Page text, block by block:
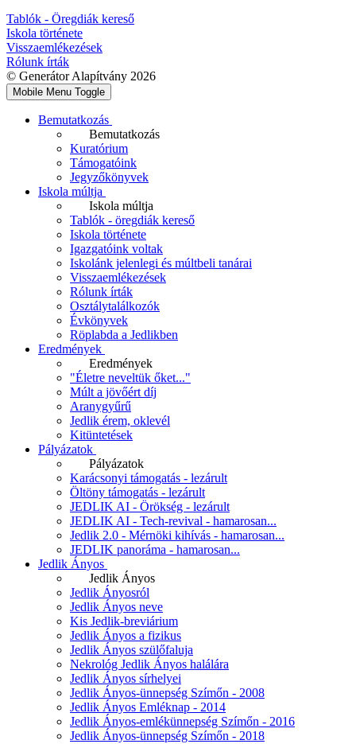
Tablók - Öregdiák kereső
Iskola története
Visszaemlékezések
Rólunk írták
© Generátor Alapítvány 2026
Mobile Menu Toggle
Bemutatkozás
Bemutatkozás
Kuratórium
Támogatóink
Jegyzőkönyvek
Iskola múltja
Iskola múltja
Tablók - öregdiák kereső
Iskola története
Igazgatóink voltak
Iskolánk jelenlegi és múltbeli tanárai
Visszaemlékezések
Rólunk írták
Osztálytalálkozók
Évkönyvek
Röplabda a Jedlikben
Eredmények
Eredmények
"Életre neveltük őket..."
Múlt a jövőért díj
Aranygyűrű
Jedlik érem, oklevél
Kitüntetések
Pályázatok
Pályázatok
Karácsonyi támogatás - lezárult
Öltöny támogatás - lezárult
JEDLIK AI - Örökség - lezárult
JEDLIK AI - Tech-revival - hamarosan...
Jedlik 2.0 - Mérnöki kihívás - hamarosan...
JEDLIK panoráma - hamarosan...
Jedlik Ányos
Jedlik Ányos
Jedlik Ányosról
Jedlik Ányos neve
Kis Jedlik-breviárium
Jedlik Ányos a fizikus
Jedlik Ányos szülőfaluja
Nekrológ Jedlik Ányos halálára
Jedlik Ányos sírhelyei
Jedlik Ányos-ünnepség Szímőn - 2008
Jedlik Ányos Emléknap - 2014
Jedlik Ányos-emlékünnepség Szímőn - 2016
Jedlik Ányos-ünnepség Szímőn - 2018